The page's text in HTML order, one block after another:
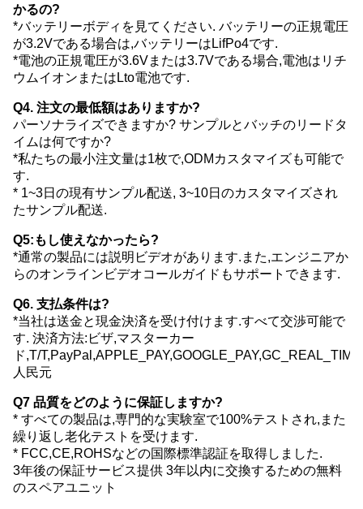
かるの?
*バッテリーボディを見てください. バッテリーの正規電圧
が3.2Vである場合は,バッテリーはLifPo4です.
*電池の正規電圧が3.6Vまたは3.7Vである場合,電池はリチ
ウムイオンまたはLto電池です.
Q4. 注文の最低額はありますか?
パーソナライズできますか? サンプルとバッチのリードタ
イムは何ですか?
*私たちの最小注文量は1枚で,ODMカスタマイズも可能で
す.
* 1~3日の現有サンプル配送, 3~10日のカスタマイズされ
たサンプル配送.
Q5:もし使えなかったら?
*通常の製品には説明ビデオがあります.また,エンジニアか
らのオンラインビデオコールガイドもサポートできます.
Q6. 支払条件は?
*当社は送金と現金決済を受け付けます.すべて交渉可能で
す. 決済方法:ビザ,マスターカー
ド,T/
人民元
Q7 品質をどのように保証しますか?
* すべての製品は,専門的な実験室で100%テストされ,また
繰り返し老化テストを受けます.
* FCC,CE,ROHSなどの国際標準認証を取得しました.
3年後の保証サービス提供 3年以内に交換するための無料
のスペアユニット